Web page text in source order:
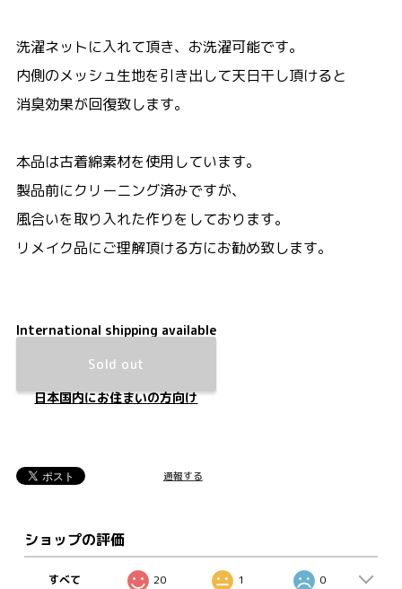
洗濯ネットに入れて頂き、お洗濯可能です。
内側のメッシュ生地を引き出して天日干し頂けると
消臭効果が回復致します。
本品は古着綿素材を使用しています。
製品前にクリーニング済みですが、
風合いを取り入れた作りをしております。
リメイク品にご理解頂ける方にお勧め致します。
International shipping available
Sold out
日本国内にお住まいの方向け
通報する
ショップの評価
すべて 20 1 0